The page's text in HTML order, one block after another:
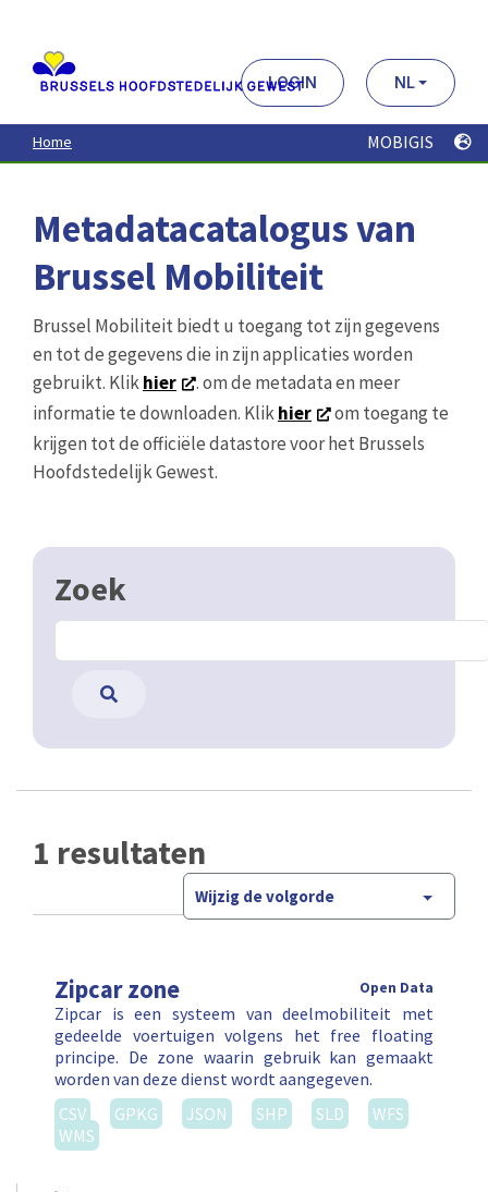
contenu
principal
LOGIN NL
Home MOBIGIS
Metadatacatalogus van
Brussel Mobiliteit
Brussel Mobiliteit biedt u toegang tot zijn gegevens
en tot de gegevens die in zijn applicaties worden
gebruikt. Klikhier
. om de metadata en meer
informatie te downloaden. Klikhier
om toegang te
krijgen tot de officiële datastore voor het Brussels
Hoofdstedelijk Gewest.
Zoek
1 resultaten
Wijzig de volgorde
Zipcar zone Open Data
Zipcar is een systeem van deelmobiliteit met
gedeelde voertuigen volgens het free floating
principe. De zone waarin gebruik kan gemaakt
worden van deze dienst wordt aangegeven.
CSV
GPKG JSON SHP SLD
WFS
WMS